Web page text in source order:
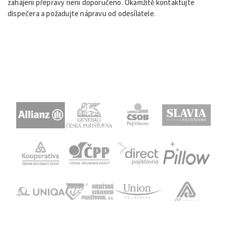
zahájení přepravy není doporučeno. Okamžitě kontaktujte
dispečera a požadujte nápravu od odesílatele.